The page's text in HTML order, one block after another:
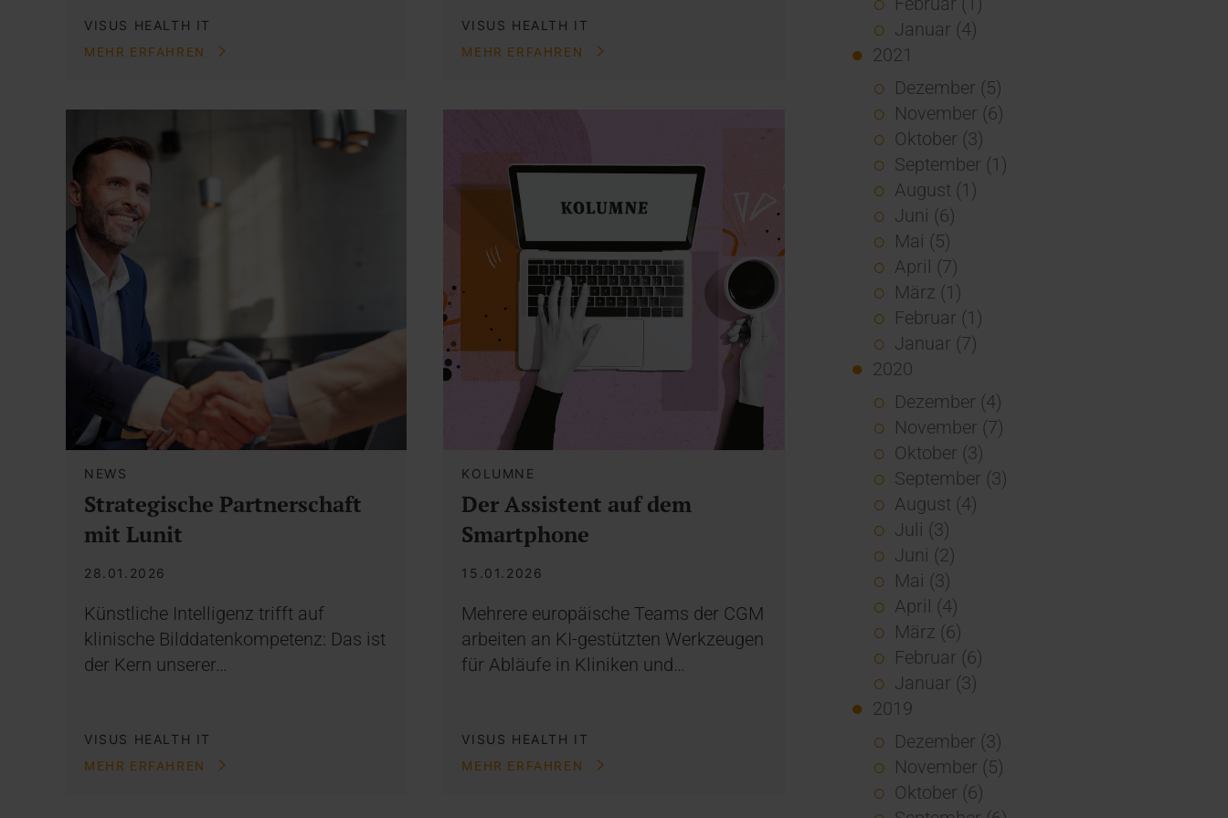
VISUS HEALTH IT
MEHR ERFAHREN
VISUS HEALTH IT
MEHR ERFAHREN
NEWS
Strategische Partnerschaft
mit Lunit
28.01.2026
Künstliche Intelligenz trifft auf
klinische Bilddatenkompetenz: Das ist
der Kern unserer…
VISUS HEALTH IT
MEHR ERFAHREN
KOLUMNE
Der Assistent auf dem
Smartphone
15.01.2026
Mehrere europäische Teams der CGM
arbeiten an KI-gestützten Werkzeugen
für Abläufe in Kliniken und…
VISUS HEALTH IT
MEHR ERFAHREN
Januar (4)
2021
Dezember (5)
November (6)
Oktober (3)
September (1)
August (1)
Juni (6)
Mai (5)
April (7)
März (1)
Februar (1)
Januar (7)
2020
Dezember (4)
November (7)
Oktober (3)
September (3)
August (4)
Juli (3)
Juni (2)
Mai (3)
April (4)
März (6)
Februar (6)
Januar (3)
2019
Dezember (3)
November (5)
Oktober (6)